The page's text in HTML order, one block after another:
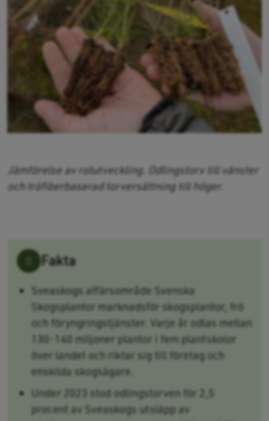
Jämförelse av rotutveckling. Odlingstorv till vänster
och träfiberbaserad torversättning till höger.
Fakta
Sveaskogs affärsområde Svenska
Skogsplantor marknadsför skogsplantor, frö
och föryngringstjänster. Varje år odlas mellan
130-140 miljoner plantor i fem plantskolor
över landet och riktar sig till företag och
enskilda skogsägare.
Under 2023 stod odlingstorven för 2,5
procent av Sveaskogs utsläpp av